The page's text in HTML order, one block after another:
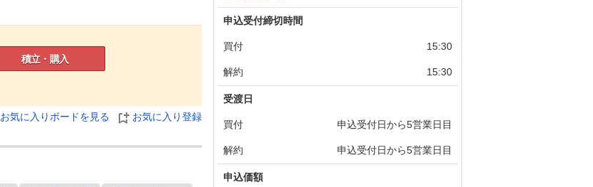
積立・購入
お気に入りボードを見る お気に入り登録
申込受付締切時間
買付 15:30
解約 15:30
受渡日
買付 申込受付日から5営業日目
解約 申込受付日から5営業日目
申込価額